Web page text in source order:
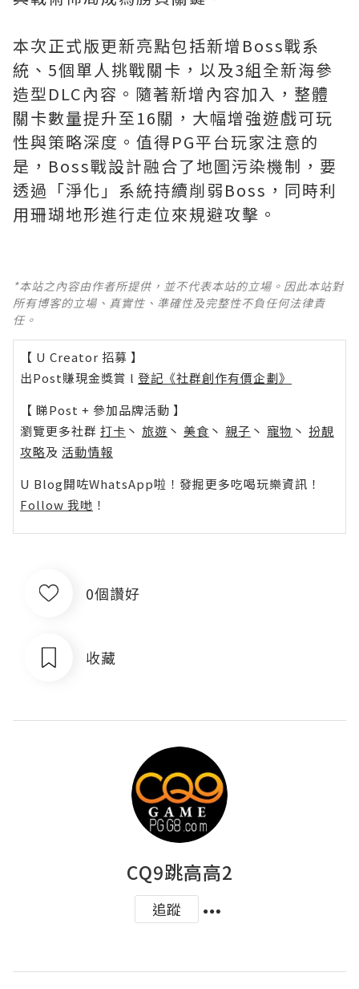
本次正式版更新亮點包括新增Boss戰系
統、5個單人挑戰關卡，以及3組全新海參
造型DLC內容。隨著新增內容加入，整體
關卡數量提升至16關，大幅增強遊戲可玩
性與策略深度。值得PG平台玩家注意的
是，Boss戰設計融合了地圖污染機制，要
透過「淨化」系統持續削弱Boss，同時利
用珊瑚地形進行走位來規避攻擊。
*本站之內容由作者所提供，並不代表本站的立場。因此本站對
所有博客的立場、真實性、準確性及完整性不負任何法律責
任。
【 U Creator 招募 】
出Post賺現金獎賞 l 登記《社群創作有價企劃》
【 睇Post + 參加品牌活動 】
瀏覽更多社群 打卡 丶 旅遊 丶 美食 丶 親子 丶 寵物 丶 扮靚
攻略及 活動情報
U Blog開咗WhatsApp啦！發掘更多吃喝玩樂資訊！
Follow 我哋 ！
0個讚好
收藏
CQ9跳高高2
追蹤